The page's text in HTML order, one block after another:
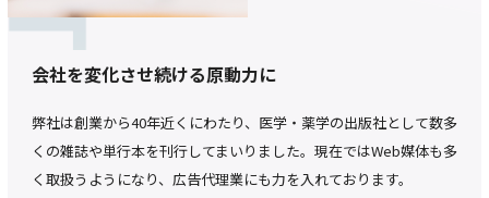
会社を変化させ続ける原動力に
弊社は創業から40年近くにわたり、医学・薬学の出版社として数多
くの雑誌や単行本を刊行してまいりました。現在ではWeb媒体も多
く取扱うようになり、広告代理業にも力を入れております。